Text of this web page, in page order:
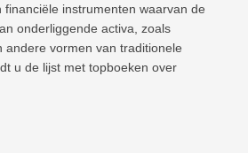
financiële instrumenten waarvan de
onderliggende activa, zoals
andere vormen van traditionele
u de lijst met topboeken over